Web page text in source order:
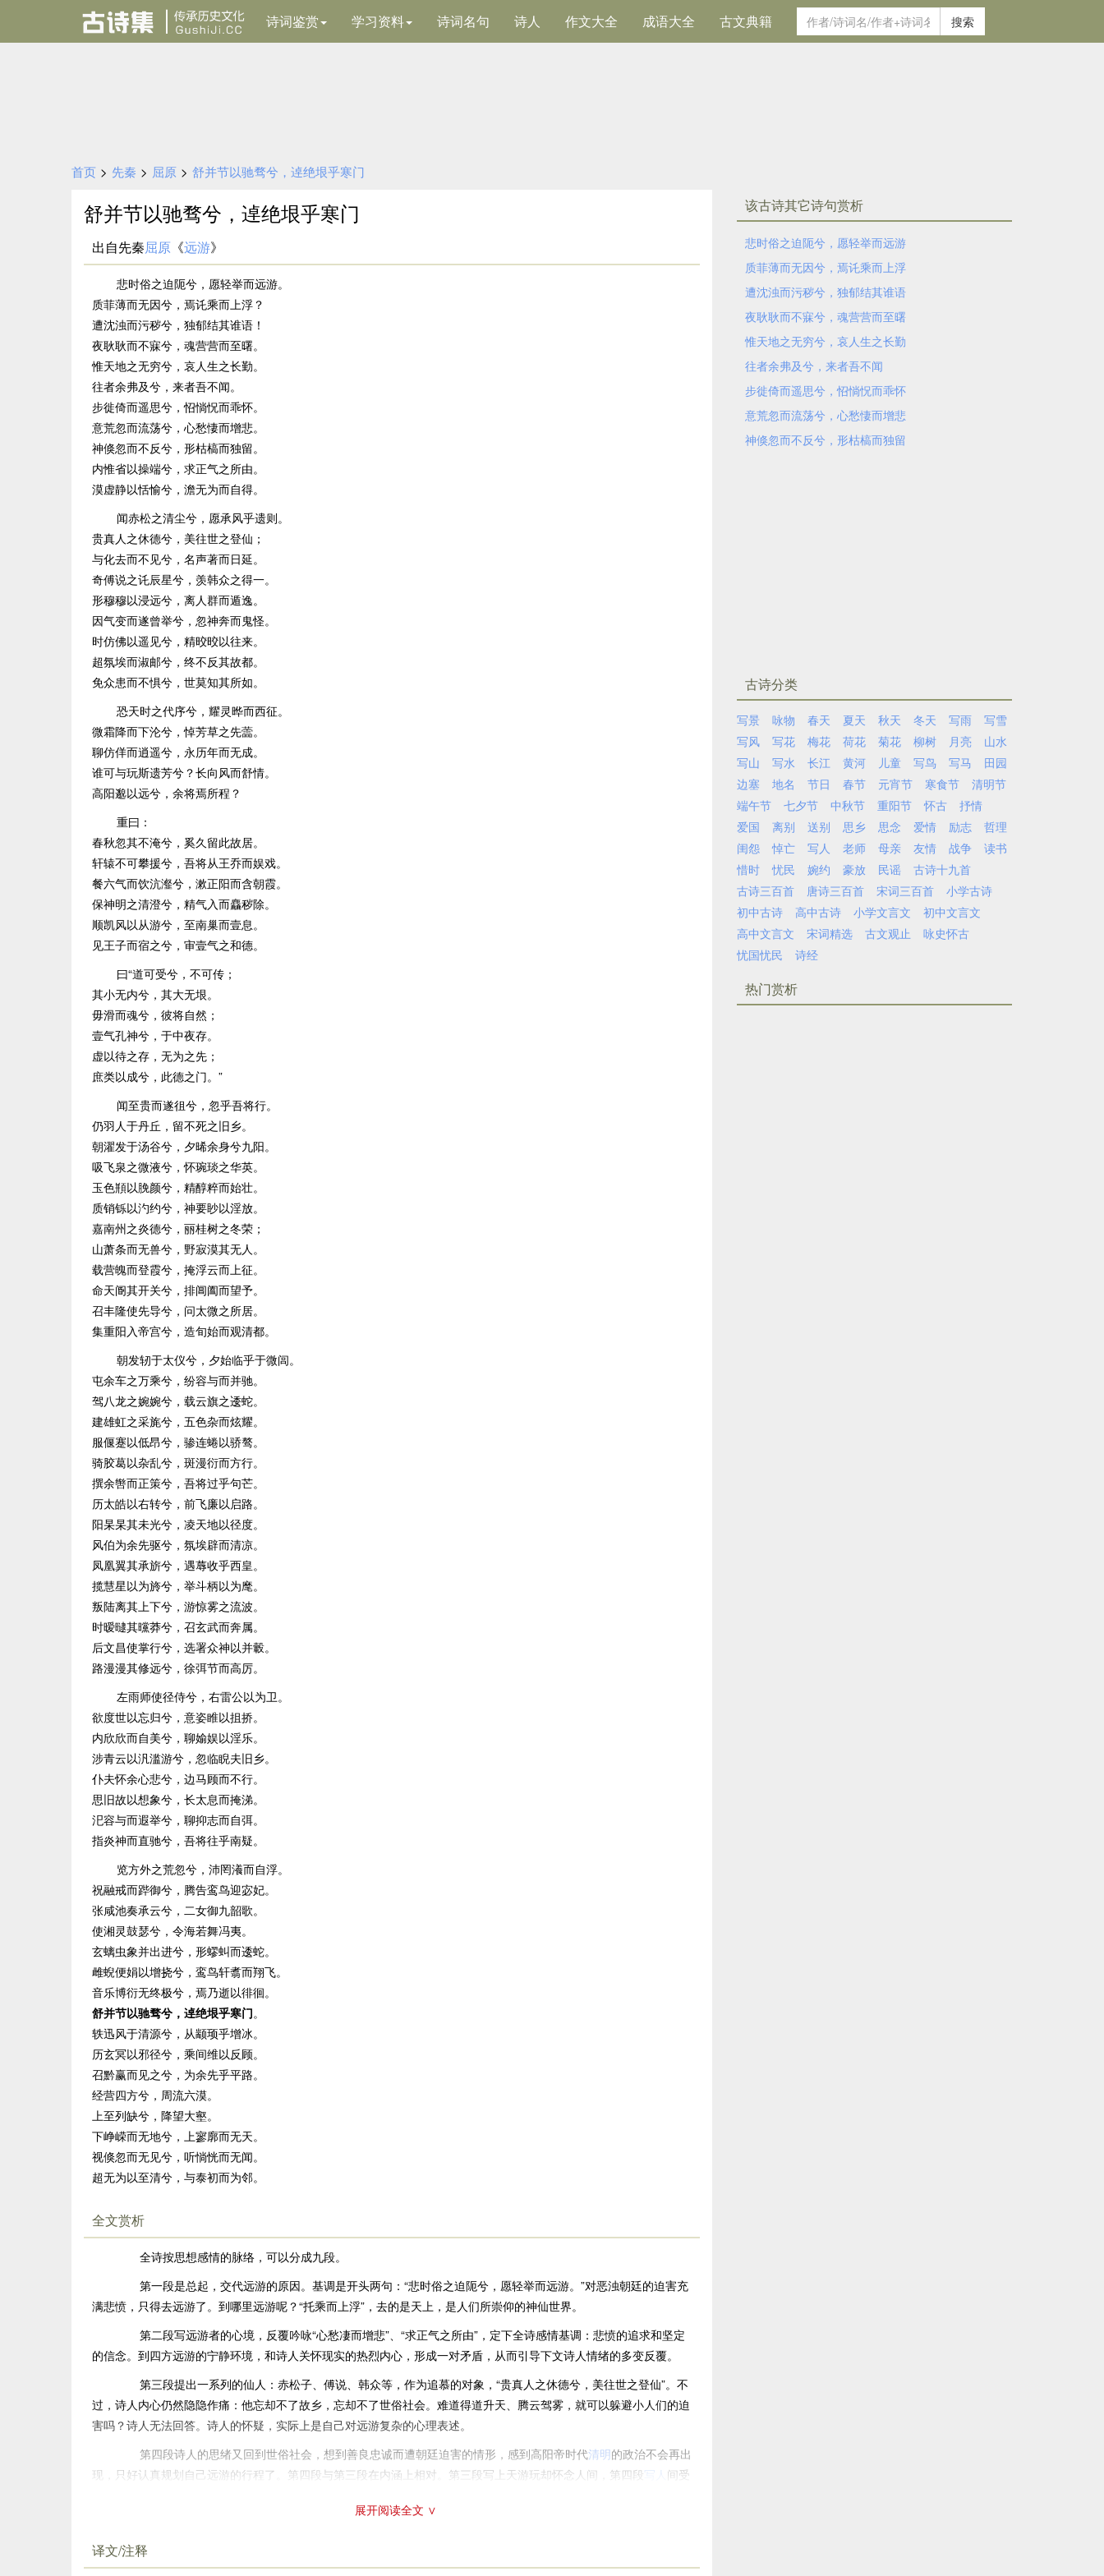
诗词鉴赏 学习资料 诗词名句 诗人 作文大全 成语大全 古文典籍 搜索
首页 > 先秦 > 屈原 > 舒并节以驰骛兮，逴绝垠乎寒门
舒并节以驰骛兮，逴绝垠乎寒门
出自先秦屈原 《远游》
悲时俗之迫阨兮，愿轻举而远游。
质菲薄而无因兮，焉讬乘而上浮？
遭沈浊而污秽兮，独郁结其谁语！
夜耿耿而不寐兮，魂营营而至曙。
惟天地之无穷兮，哀人生之长勤。
往者余弗及兮，来者吾不闻。
步徙倚而遥思兮，怊惝怳而乖怀。
意荒忽而流荡兮，心愁悽而增悲。
神倏忽而不反兮，形枯槁而独留。
内惟省以操端兮，求正气之所由。
漠虚静以恬愉兮，澹无为而自得。
闻赤松之清尘兮，愿承风乎遗则。
贵真人之休德兮，美往世之登仙；
与化去而不见兮，名声著而日延。
奇傅说之讬辰星兮，羡韩众之得一。
形穆穆以浸远兮，离人群而遁逸。
因气变而遂曾举兮，忽神奔而鬼怪。
时仿佛以遥见兮，精晈晈以往来。
超氛埃而淑邮兮，终不反其故都。
免众患而不惧兮，世莫知其所如。
恐天时之代序兮，耀灵晔而西征。
微霜降而下沦兮，悼芳草之先蘦。
聊仿佯而逍遥兮，永历年而无成。
谁可与玩斯遗芳兮？长向风而舒情。
高阳邈以远兮，余将焉所程？
重曰：
春秋忽其不淹兮，奚久留此故居。
轩辕不可攀援兮，吾将从王乔而娱戏。
餐六气而饮沆瀣兮，漱正阳而含朝霞。
保神明之清澄兮，精气入而麤秽除。
顺凯风以从游兮，至南巢而壹息。
见王子而宿之兮，审壹气之和德。
曰“道可受兮，不可传；
其小无内兮，其大无垠。
毋滑而魂兮，彼将自然；
壹气孔神兮，于中夜存。
虚以待之存，无为之先；
庶类以成兮，此德之门。”
闻至贵而遂徂兮，忽乎吾将行。
仍羽人于丹丘，留不死之旧乡。
朝濯发于汤谷兮，夕晞余身兮九阳。
吸飞泉之微液兮，怀琬琰之华英。
玉色頩以脕颜兮，精醇粹而始壮。
质销铄以汋约兮，神要眇以淫放。
嘉南州之炎德兮，丽桂树之冬荣；
山萧条而无兽兮，野寂漠其无人。
载营魄而登霞兮，掩浮云而上征。
命天阍其开关兮，排阊阖而望予。
召丰隆使先导兮，问太微之所居。
集重阳入帝宫兮，造旬始而观清都。
朝发轫于太仪兮，夕始临乎于微闾。
屯余车之万乘兮，纷容与而并驰。
驾八龙之婉婉兮，载云旗之逶蛇。
建雄虹之采旄兮，五色杂而炫耀。
服偃蹇以低昂兮，骖连蜷以骄骜。
骑胶葛以杂乱兮，斑漫衍而方行。
撰余辔而正策兮，吾将过乎句芒。
历太皓以右转兮，前飞廉以启路。
阳杲杲其未光兮，凌天地以径度。
风伯为余先驱兮，氛埃辟而清凉。
凤凰翼其承旂兮，遇蓐收乎西皇。
揽慧星以为旍兮，举斗柄以为麾。
叛陆离其上下兮，游惊雾之流波。
时暧曃其曭莽兮，召玄武而奔属。
后文昌使掌行兮，选署众神以并轂。
路漫漫其修远兮，徐弭节而高厉。
左雨师使径侍兮，右雷公以为卫。
欲度世以忘归兮，意姿睢以抯挢。
内欣欣而自美兮，聊媮娱以淫乐。
涉青云以汎滥游兮，忽临睨夫旧乡。
仆夫怀余心悲兮，边马顾而不行。
思旧故以想象兮，长太息而掩涕。
汜容与而遐举兮，聊抑志而自弭。
指炎神而直驰兮，吾将往乎南疑。
览方外之荒忽兮，沛罔瀁而自浮。
祝融戒而跸御兮，腾告鸾鸟迎宓妃。
张咸池奏承云兮，二女御九韶歌。
使湘灵鼓瑟兮，令海若舞冯夷。
玄螭虫象并出进兮，形蟉虯而逶蛇。
雌蜺便娟以增挠兮，鸾鸟轩翥而翔飞。
音乐博衍无终极兮，焉乃逝以徘徊。
舒并节以驰骛兮，逴绝垠乎寒门。
轶迅风于清源兮，从颛顼乎增冰。
历玄冥以邪径兮，乘间维以反顾。
召黔赢而见之兮，为余先乎平路。
经营四方兮，周流六漠。
上至列缺兮，降望大壑。
下峥嵘而无地兮，上寥廓而无天。
视倏忽而无见兮，听惝恍而无闻。
超无为以至清兮，与泰初而为邻。
全文赏析
全诗按思想感情的脉络，可以分成九段。
第一段是总起，交代远游的原因。基调是开头两句：“悲时俗之迫阨兮，愿轻举而远游。”对恶浊朝廷的迫害充
满悲愤，只得去远游了。到哪里远游呢？“托乘而上浮”，去的是天上，是人们所崇仰的神仙世界。
第二段写远游者的心境，反覆吟咏“心愁凄而增悲”、“求正气之所由”，定下全诗感情基调：悲愤的追求和坚定
的信念。到四方远游的宁静环境，和诗人关怀现实的热烈内心，形成一对矛盾，从而引导下文诗人情绪的多变反覆。
第三段提出一系列的仙人：赤松子、傅说、韩众等，作为追慕的对象，“贵真人之休德兮，美往世之登仙”。不
过，诗人内心仍然隐隐作痛：他忘却不了故乡，忘却不了世俗社会。难道得道升天、腾云驾雾，就可以躲避小人们的迫
害吗？诗人无法回答。诗人的怀疑，实际上是自己对远游复杂的心理表述。
第四段诗人的思绪又回到世俗社会，想到善良忠诚而遭朝廷迫害的情形，感到高阳帝时代清明的政治不会再出
现，只好认真规划自己远游的行程了。第四段与第三段在内涵上相对。第三段写上天游玩却怀念人间，第四段写人 间受
居？轩辕不可攀援兮，吾将从
览。诗人决断去远游，又定下方向，至此，才是远游从思想落实到行动。那么，诗人向谁请教远游的道理呢？第一位远
展开阅读全文 ∨
译文/注释
该古诗其它诗句赏析
悲时俗之迫阨兮，愿轻举而远游
质菲薄而无因兮，焉讬乘而上浮
遭沈浊而污秽兮，独郁结其谁语
夜耿耿而不寐兮，魂营营而至曙
惟天地之无穷兮，哀人生之长勤
往者余弗及兮，来者吾不闻
步徙倚而遥思兮，怊惝怳而乖怀
意荒忽而流荡兮，心愁悽而增悲
神倏忽而不反兮，形枯槁而独留
古诗分类
写景 咏物 春天 夏天 秋天 冬天 写雨
写雪
写风
写花 梅花 荷花 菊花 柳树 月亮
山水
写山
写水 长江 黄河 儿童 写鸟 写马
田园
边塞
地名 节日 春节 元宵节 寒食节
清明节
端午节
七夕节 中秋节 重阳节 怀古
抒情
爱国
离别 送别 思乡 思念 爱情 励志
哲理
闺怨
悼亡 写人 老师 母亲 友情 战争
读书
惜时
忧民 婉约 豪放 民谣
古诗十九首
古诗三百首
唐诗三百首 宋词三百首
小学古诗
初中古诗
高中古诗 小学文言文
初中文言文
高中文言文
宋词精选 古文观止
咏史怀古
忧国忧民
诗经
热门赏析